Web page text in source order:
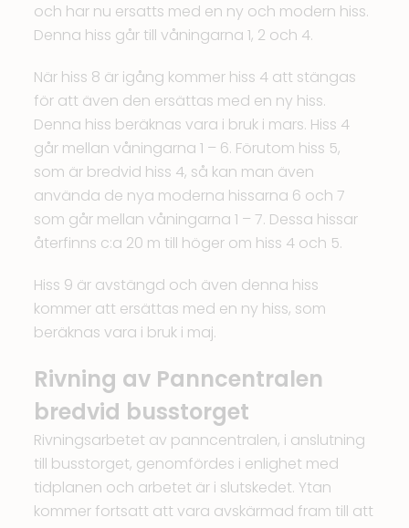
och har nu ersatts med en ny och modern hiss.
Denna hiss går till våningarna 1, 2 och 4.
När hiss 8 är igång kommer hiss 4 att stängas
för att även den ersättas med en ny hiss.
Denna hiss beräknas vara i bruk i mars. Hiss 4
går mellan våningarna 1 – 6. Förutom hiss 5,
som är bredvid hiss 4, så kan man även
använda de nya moderna hissarna 6 och 7
som går mellan våningarna 1 – 7. Dessa hissar
återfinns c:a 20 m till höger om hiss 4 och 5.
Hiss 9 är avstängd och även denna hiss
kommer att ersättas med en ny hiss, som
beräknas vara i bruk i maj.
Rivning av Panncentralen
bredvid busstorget
Rivningsarbetet av panncentralen, i anslutning
till busstorget, genomfördes i enlighet med
tidplanen och arbetet är i slutskedet. Ytan
kommer fortsatt att vara avskärmad fram till att